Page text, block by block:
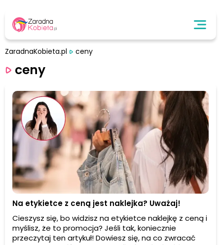
ZaradnaKobieta.pl ceny
ceny
Na etykietce z ceną jest naklejka? Uważaj!
Cieszysz się, bo widzisz na etykietce naklejkę z ceną i
myślisz, że to promocja? Jeśli tak, koniecznie
przeczytaj ten artykuł! Dowiesz się, na co zwracać